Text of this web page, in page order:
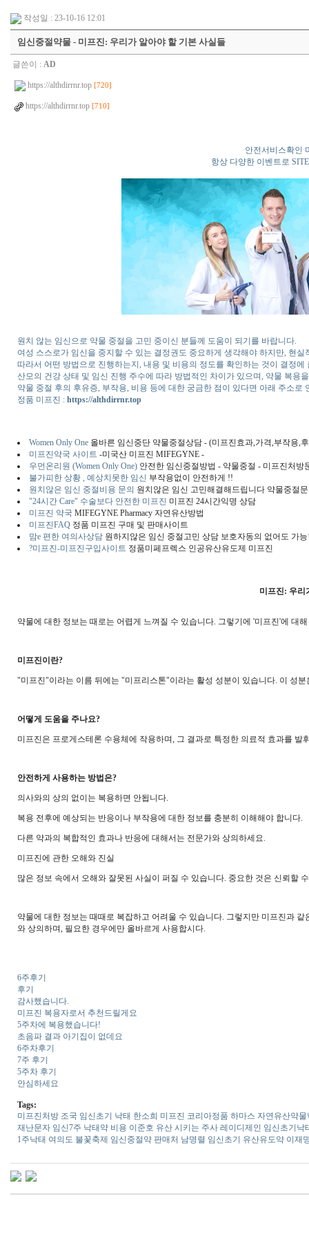
작성일 : 23-10-16 12:01
임신중절약물 - 미프진: 우리가 알아야 할 기본 사실들
글쓴이 : AD
https://althdirrnr.top [720]
https://althdirrnr.top [710]
안전서비스확인
항상 다양한 이벤트로
원치 않는 임신으로 약물 중절을 고민 중이신 분들께 도움이 되기를 바랍니다.
여성 스스로가 임신을 중지할 수 있는 결정권도 중요하게 생각해야 하지만, 현
따라서 어떤 방법으로 진행하는지, 내용 및 비용의 정도를 확인하는 것이 결정에
산모의 건강 상태 및 임신 진행 주수에 따라 방법적인 차이가 있으며, 약물 복용
약물 중절 후의 후유증, 부작용, 비용 등에 대한 궁금한 점이 있다면 아래 주소로
정품 미프진 : https://althdirrnr.top
Women Only One 올바른 임신중단 약물중절상담 - (미프진효과,가격,부작용,
미프진약국 사이트 -미국산 미프진 MIFEGYNE -
우먼온리원 (Women Only One) 안전한 임신중절방법 - 약물중절 - 미프진처방
불가피한 상황 , 예상치못한 임신 부작용없이 안전하게 !!
원치않은 임신 중절비용 문의 원치않은 임신 고민해결해드립니다 약물중절
"24시간 Care" 수술보다 안전한 미프진 미프진 24시간익명 상담
미프진 약국 MIFEGYNE Pharmacy 자연유산방법
미프진FAQ 정품 미프진 구매 및 판매사이트
맘e 편한 여의사상담 원하지않은 임신 중절고민 상담 보호자동의 없어도 가
?미프진-미프진구입사이트 정품미페프렉스 인공유산유도제 미프진
미프진: 우리
약물에 대한 정보는 때로는 어렵게 느껴질 수 있습니다. 그렇기에 '미프진'에 대
미프진이란?
"미프진"이라는 이름 뒤에는 "미프리스톤"이라는 활성 성분이 있습니다. 이 성
어떻게 도움을 주나요?
미프진은 프로게스테론 수용체에 작용하며, 그 결과로 특정한 의료적 효과를
안전하게 사용하는 방법은?
의사와의 상의 없이는 복용하면 안됩니다.
복용 전후에 예상되는 반응이나 부작용에 대한 정보를 충분히 이해해야 합니다.
다른 약과의 복합적인 효과나 반응에 대해서는 전문가와 상의하세요.
미프진에 관한 오해와 진실
많은 정보 속에서 오해와 잘못된 사실이 퍼질 수 있습니다. 중요한 것은 신뢰할
약물에 대한 정보는 때때로 복잡하고 어려울 수 있습니다. 그렇지만 미프진과
와 상의하며, 필요한 경우에만 올바르게 사용합시다.
6주후기
후기
감사했습니다.
미프진 복용자로서 추천드릴게요
5주차에 복용했습니다!
초음파 결과 아기집이 없데요
6주차후기
7주 후기
5주차 후기
안심하세요
Tags:
미­프진처방 조국 임신초기 낙태 한소희 미프진 코리아정품 하마스 자연유산약물
재난문자 임신7주 낙태약 비용 이준호 유산 시키는 주사 레이디제인 임­신초기낙­
1주낙태 여의도 불꽃축제 임신중절약 판매처 남명렬 임신초기 유산유도약 이재